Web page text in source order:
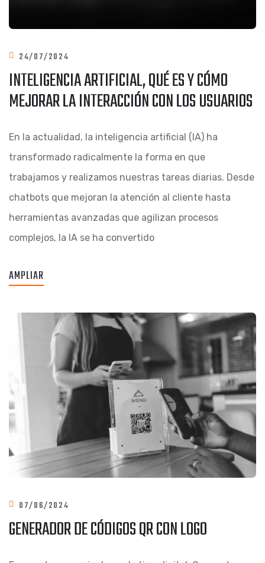
24/07/2024
INTELIGENCIA ARTIFICIAL, QUÉ ES Y CÓMO
MEJORAR LA INTERACCIÓN CON LOS USUARIOS
En la actualidad, la inteligencia artificial (IA) ha
transformado radicalmente la forma en que
trabajamos y realizamos nuestras tareas diarias. Desde
chatbots que mejoran la atención al cliente hasta
herramientas avanzadas que agilizan procesos
complejos, la IA se ha convertido
AMPLIAR
07/06/2024
GENERADOR DE CÓDIGOS QR CON LOGO